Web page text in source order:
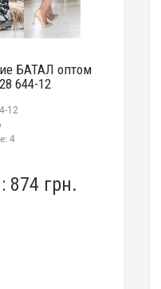
БАТАЛ оптом
644-12
12
4
874 грн.